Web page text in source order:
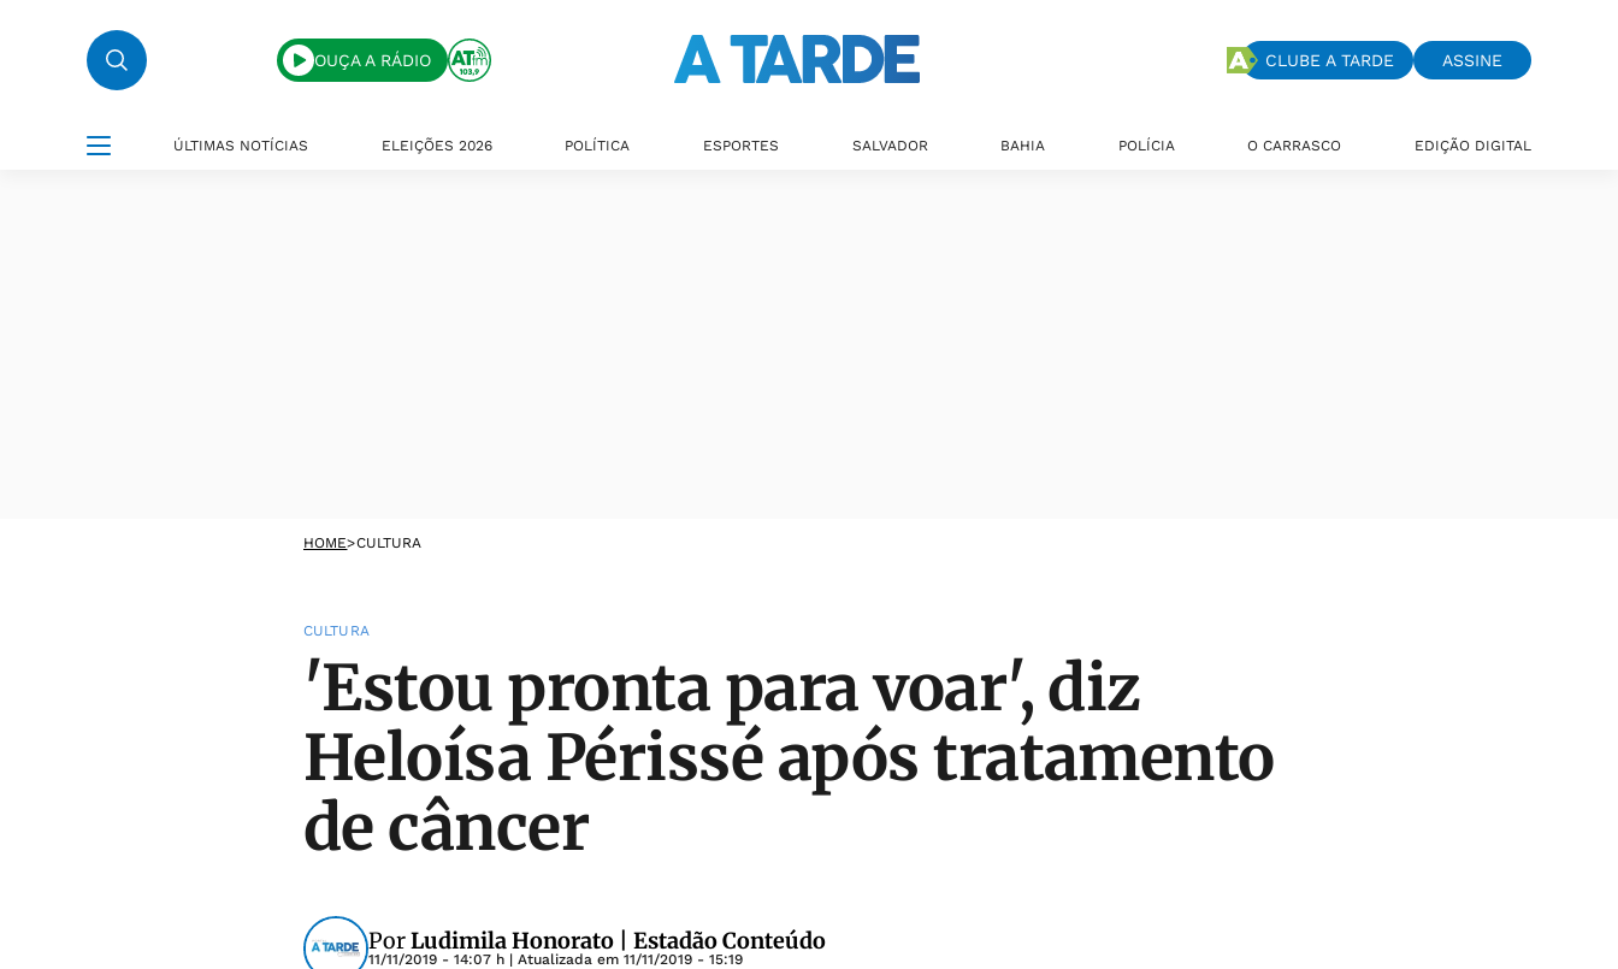
OUÇA A RÁDIO CLUBE A TARDE ASSINE
ÚLTIMAS NOTÍCIAS ELEIÇÕES 2026 POLÍTICA ESPORTES SALVADOR BAHIA POLÍCIA O CARRASCO EDIÇÃO DIGITAL
HOME>CULTURA
CULTURA
'Estou pronta para voar', diz
Heloísa Périssé após tratamento
de câncer
PorLudimila Honorato | Estadão Conteúdo
11/11/2019 - 14:07 h | Atualizada em 11/11/2019 - 15:19